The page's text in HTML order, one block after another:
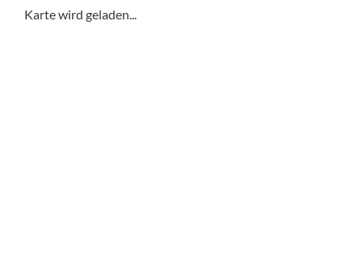
Karte wird geladen...